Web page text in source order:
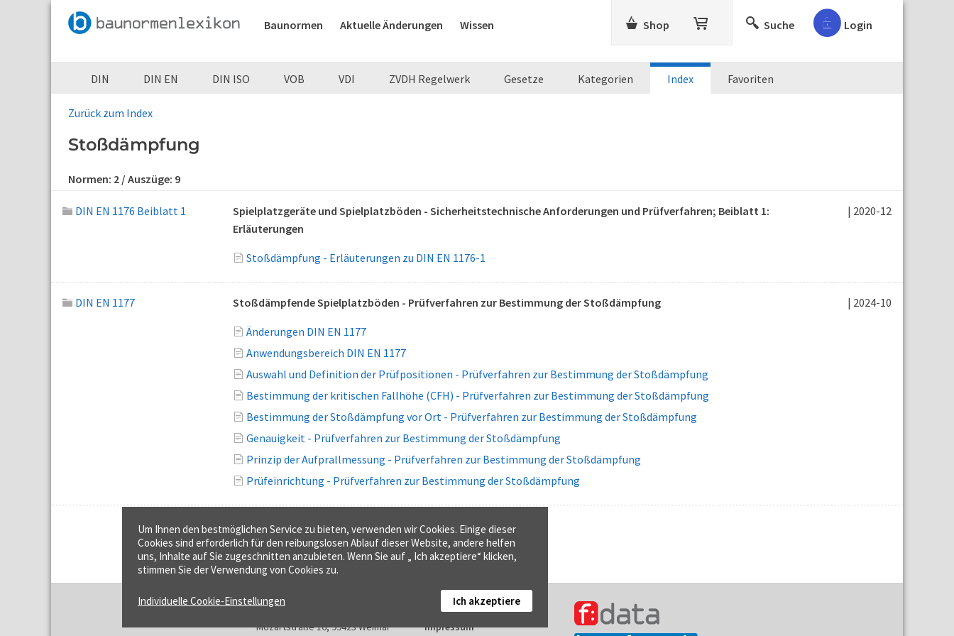
Baunormen Aktuelle Änderungen Wissen Shop Suche Login
DIN DIN EN DIN ISO VOB VDI ZVDH Regelwerk Gesetze Kategorien Index Favoriten
Zurück zum Index
Stoßdämpfung
Normen: 2 / Auszüge: 9
DIN EN 1176 Beiblatt 1
Spielplatzgeräte und Spielplatzböden - Sicherheitstechnische Anforderungen und Prüfverfahren; Beiblatt 1:
Erläuterungen
| 2020-12
Stoßdämpfung - Erläuterungen zu DIN EN 1176-1
DIN EN 1177 Stoßdämpfende Spielplatzböden - Prüfverfahren zur Bestimmung der Stoßdämpfung | 2024-10
Änderungen DIN EN 1177
Anwendungsbereich DIN EN 1177
Auswahl und Definition der Prüfpositionen - Prüfverfahren zur Bestimmung der Stoßdämpfung
Bestimmung der kritischen Fallhöhe (CFH) - Prüfverfahren zur Bestimmung der Stoßdämpfung
Bestimmung der Stoßdämpfung vor Ort - Prüfverfahren zur Bestimmung der Stoßdämpfung
Genauigkeit - Prüfverfahren zur Bestimmung der Stoßdämpfung
Prinzip der Aufprallmessung - Prüfverfahren zur Bestimmung der Stoßdämpfung
Prüfeinrichtung - Prüfverfahren zur Bestimmung der Stoßdämpfung
f:data GmbH
Mozartstraße 16, 99423 Weimar
Kontakt
Impressum
Um Ihnen den bestmöglichen Service zu bieten, verwenden wir Cookies. Einige dieser
Cookies sind erforderlich für den reibungslosen Ablauf dieser Website, andere helfen
uns, Inhalte auf Sie zugeschnitten anzubieten. Wenn Sie auf „ Ich akzeptiere“ klicken,
stimmen Sie der Verwendung von Cookies zu.
Individuelle Cookie-Einstellungen Ich akzeptiere